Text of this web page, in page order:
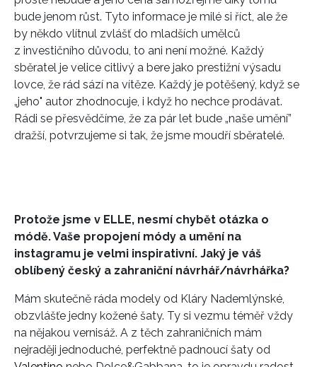
Přihlášením k newsletteru souhlasíte sObchodními
podmínkami společnosti BurdaMedia Extra s.r.o.
potvrzujete, že jste se seznámili seZásadami
ochrany soukromí- BurdaMedia Extra s.r.o. bude s
Vašimi údaji pracovat zejména k organizaci a
vyhodnocení akce a zasílání novinek.
Chcete navíc dostávat i další zajímavé a exkluzivní
informace od našich partnerů? Pokud souhlasíte se
bude jenom růst. Tyto informace je milé si říct, ale že
by někdo vlítnul zvlášť do mladších umělců
z investičního důvodu, to ani není možné. Každý
sběratel je velice citlivý a bere jako prestižní výsadu
lovce, že rád sází na vítěze. Každý je potěšený, když se
„jeho" autor zhodnocuje, i když ho nechce prodávat.
Rádi se přesvědčíme, že za pár let bude „naše umění”
dražší, potvrzujeme si tak, že jsme moudří sběratelé.
Protože jsme v ELLE, nesmí chybět otázka o
módě. Vaše propojení módy a umění na
instagramu je velmi inspirativní. Jaký je váš
oblíbený český a zahraniční návrhář/návrhářka?
Mám skutečně ráda modely od Kláry Nademlýnské,
obzvlášťe jedny kožené šaty. Ty si vezmu téměř vždy
na nějakou vernisáž. A z těch zahraničních mám
nejraději jednoduché, perfektně padnoucí šaty od